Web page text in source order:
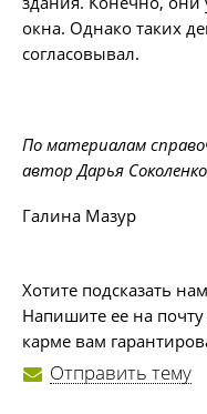
окна. Однако таких
согласовывал.
По материалам
автор Дарья
Галина Мазур
Хотите подсказать
Напишите ее на
карме вам
Отправить тему